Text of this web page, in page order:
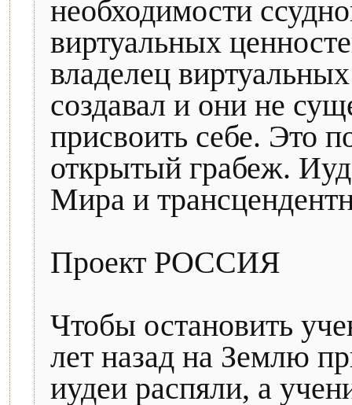
необходимости
виртуальных
владелец
создавал и они не
присвоить себе. Это
открытый грабеж.
Мира и
Проект РОССИЯ
Чтобы остановить
лет назад на Землю
иудеи распяли, а